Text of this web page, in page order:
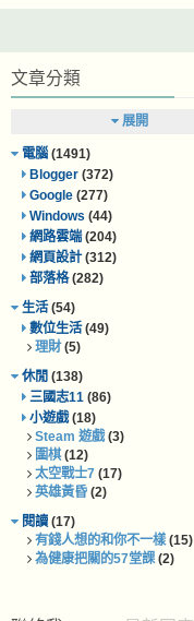
文章分類
展開
電腦 (1491)
Blogger (372)
Google (277)
Windows (44)
網路雲端(204)
網頁設計(312)
部落格(282)
生活(54)
數位生活(49)
理財(5)
休閒 (138)
三國志11 (86)
小遊戲(18)
Steam 遊戲(3)
圍棋(12)
太空戰士7 (17)
英雄黃昏 (2)
閱讀 (17)
有錢人想的和你不一樣(15)
為健康把關的57堂課(2)